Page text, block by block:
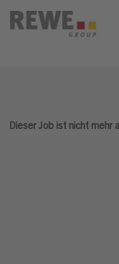
Dieser Job ist nicht mehr